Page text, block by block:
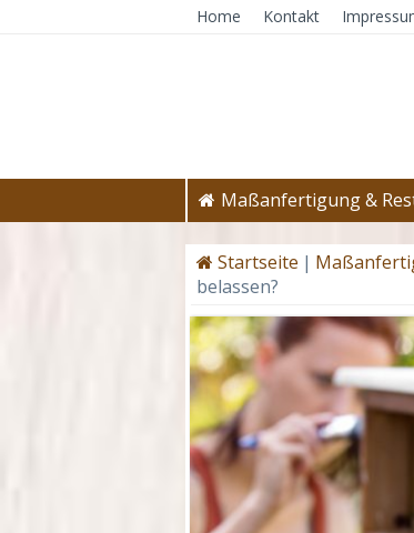
Home Kontakt
Maßanfertigung &
Startseite |
belassen?